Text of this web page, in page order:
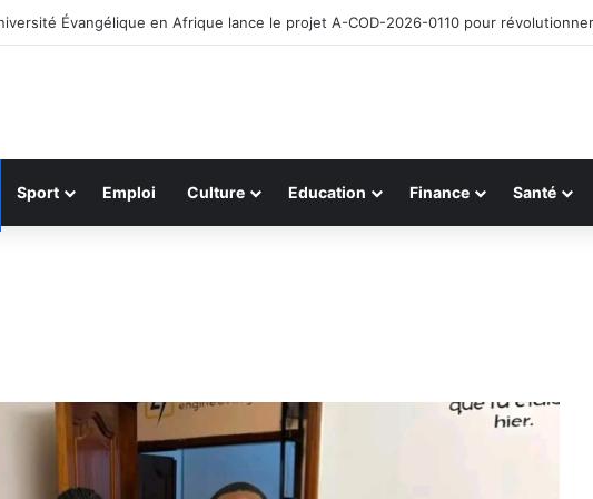
stratégique entre ONCE FOR ALL Company et Creative Engineering à Goma
Sport Emploi Culture Education Finance Santé